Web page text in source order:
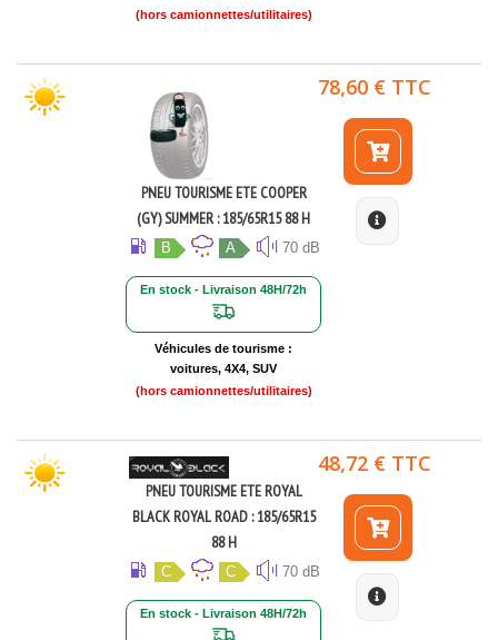
(hors camionnettes/utilitaires)
PNEU TOURISME ETE COOPER
(GY) SUMMER : 185/65R15 88 H
B A 70 dB
En stock - Livraison 48H/72h
Véhicules de tourisme :
voitures, 4X4, SUV
(hors camionnettes/utilitaires)
78,60 € TTC
PNEU TOURISME ETE ROYAL
BLACK ROYAL ROAD : 185/65R15
88 H
C C 70 dB
En stock - Livraison 48H/72h
48,72 € TTC